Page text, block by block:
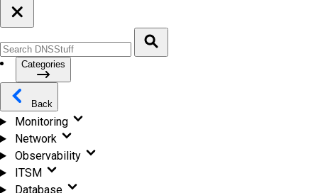
Categories
Back
Monitoring
Network
Observability
ITSM
Database